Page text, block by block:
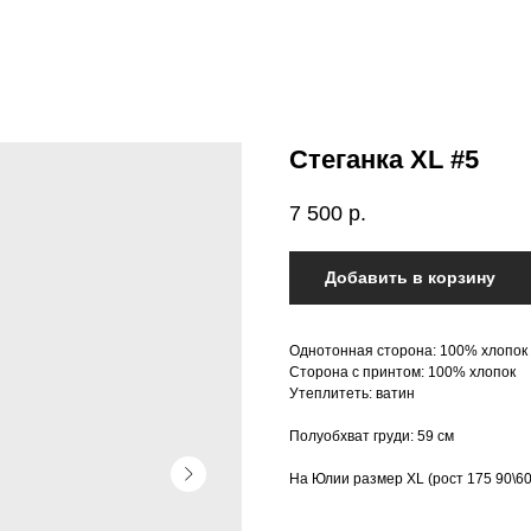
Стеганка XL #5
7 500 р.
Добавить в корзину
Однотонная сторона: 100% хлопок
Сторона с принтом: 100% хлопок
Утеплитеть: ватин
Полуобхват груди: 59 см
На Юлии размер ХL (рост 175